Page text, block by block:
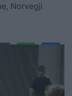
Norvegji